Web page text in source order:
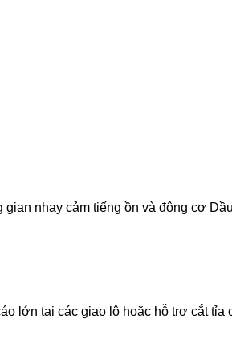
nhạy cảm tiếng ồn và động cơ
lớn tại các giao lộ hoặc hỗ trợ cắt tỉa